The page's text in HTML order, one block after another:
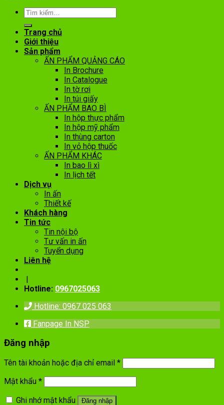
Trang chủ
Giới thiệu
Sản phẩm
ẤN PHẨM QUẢNG CÁO
In Brochure
In Catalogue
In tờ rơi
In túi giấy
ẤN PHẨM BAO BÌ
In hộp thực phẩm
In hộp mỹ phẩm
In thùng carton
In vỏ hộp thuốc
ẤN PHẨM KHÁC
In bao lì xì
In lịch tết
Dịch vụ
In ấn
Thiết kế
Khách hàng
Tin tức
Tin nội bộ
Tư vấn in ấn
Tuyển dụng
Liên hệ
|
Hotline: 0967025063
Hotline: 0967 025 063
Fanpage In NSP
Đăng nhập
Tên tài khoản hoặc địa chỉ email *
Mật khẩu *
Ghi nhớ mật khẩu
Đăng nhập